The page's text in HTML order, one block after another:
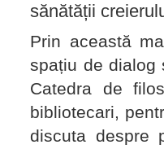
sănătății
Prin această
spațiu de dialog
Catedra de
bibliotecari,
discuta despre